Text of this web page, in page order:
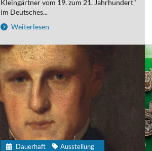
Kleingärtner vom 19. zum 21. Jahrhundert"
im Deutsches...
Weiterlesen
Dauerhaft
Ausstellung